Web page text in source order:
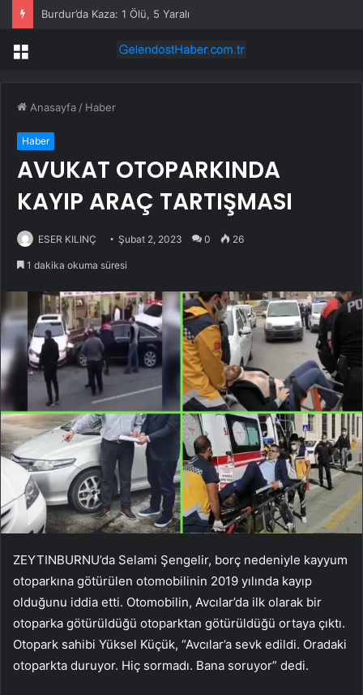
Burdur’da Kaza: 1 Ölü, 5 Yaralı
Menü
Anasayfa / Haber
Haber
AVUKAT OTOPARKINDA
KAYIP ARAÇ TARTIŞMASI
ESER KILINÇ Şubat 2, 2023 0 26
1 dakika okuma süresi
ZEYTINBURNU’da Selami Şengelir, borç nedeniyle kayyum
otoparkına götürülen otomobilinin 2019 yılında kayıp
olduğunu iddia etti. Otomobilin, Avcılar’da ilk olarak bir
otoparka götürüldüğü otoparktan götürüldüğü ortaya çıktı.
Otopark sahibi Yüksel Küçük, “Avcılar’a sevk edildi. Oradaki
otoparkta duruyor. Hiç sormadı. Bana soruyor” dedi.